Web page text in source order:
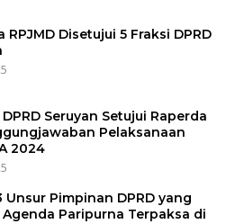
RPJMD Disetujui 5 Fraksi DPRD
Seruyan Setujui Raperda
Pelaksanaan
2024
Unsur Pimpinan DPRD yang
Agenda Paripurna Terpaksa di